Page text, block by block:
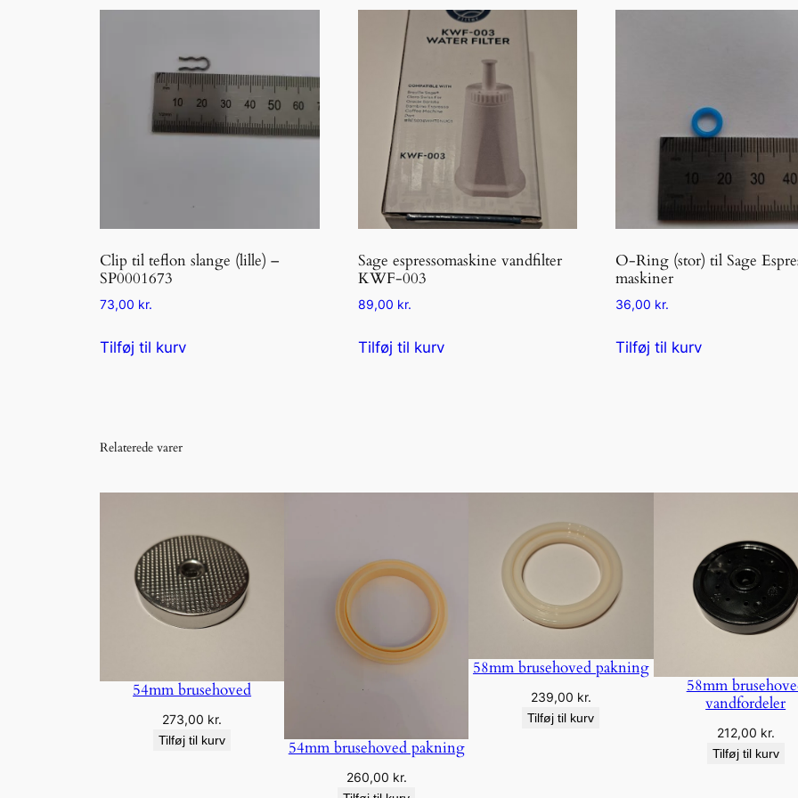
Clip til teflon slange (lille) –
SP0001673
73,00 kr.
Tilføj til kurv
Sage espressomaskine vandfilter
KWF-003
89,00 kr.
Tilføj til kurv
O-Ring (stor) til Sage
maskiner
36,00 kr.
Tilføj til kurv
Relaterede varer
54mm brusehoved
273,00 kr.
Tilføj til kurv 54mm brusehoved pakning
260,00 kr.
58mm brusehoved pakning
239,00 kr.
Tilføj til kurv
58mm
vandfordeler
212,00 kr.
Tilføj til kurv